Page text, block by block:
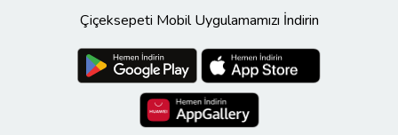
Çiçeksepeti Mobil Uygulamamızı İndirin